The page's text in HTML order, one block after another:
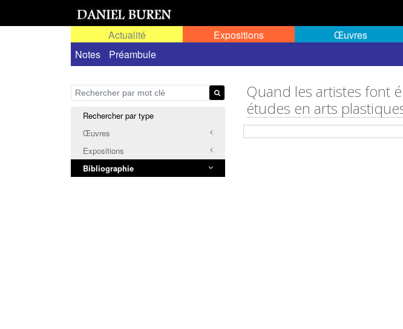
Actualité Expositions Œuvres
Notes
Préambule
Rechercher par type
Œuvres
Expositions
Bibliographie
Quand les artistes font
études en arts